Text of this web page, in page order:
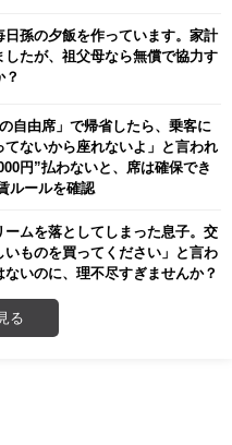
日孫の夕飯を作っています。家計
したが、祖父母なら無償で協力す
？
自由席」で帰省したら、乗客に
てないから座れないよ」と言われ
円”払わないと、席は確保でき
ルールを確認
ームを落としてしまった息子。交
いものを買ってください」と言わ
いのに、理不尽すぎませんか？
る